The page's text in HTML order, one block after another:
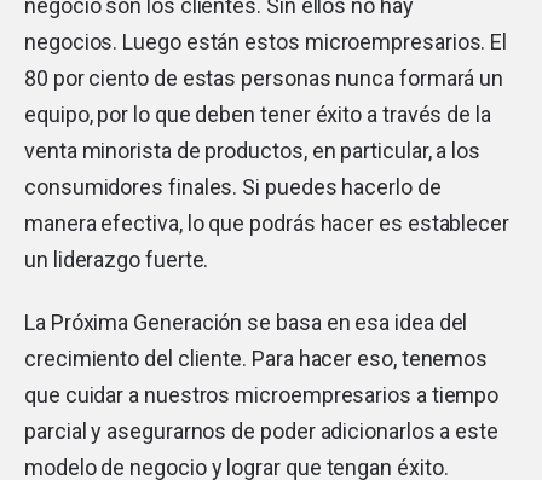
negocio son los clientes. Sin ellos no hay
negocios. Luego están estos microempresarios. El
80 por ciento de estas personas nunca formará un
equipo, por lo que deben tener éxito a través de la
venta minorista de productos, en particular, a los
consumidores finales. Si puedes hacerlo de
manera efectiva, lo que podrás hacer es establecer
un liderazgo fuerte.
La Próxima Generación se basa en esa idea del
crecimiento del cliente. Para hacer eso, tenemos
que cuidar a nuestros microempresarios a tiempo
parcial y asegurarnos de poder adicionarlos a este
modelo de negocio y lograr que tengan éxito.